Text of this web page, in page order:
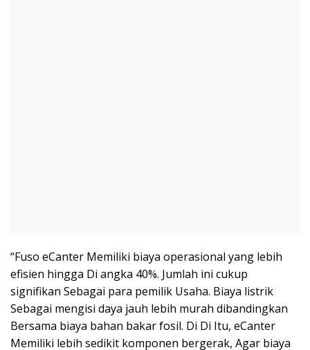
“Fuso eCanter Memiliki biaya operasional yang lebih
efisien hingga Di angka 40%. Jumlah ini cukup
signifikan Sebagai para pemilik Usaha. Biaya listrik
Sebagai mengisi daya jauh lebih murah dibandingkan
Bersama biaya bahan bakar fosil. Di Di Itu, eCanter
Memiliki lebih sedikit komponen bergerak, Agar biaya